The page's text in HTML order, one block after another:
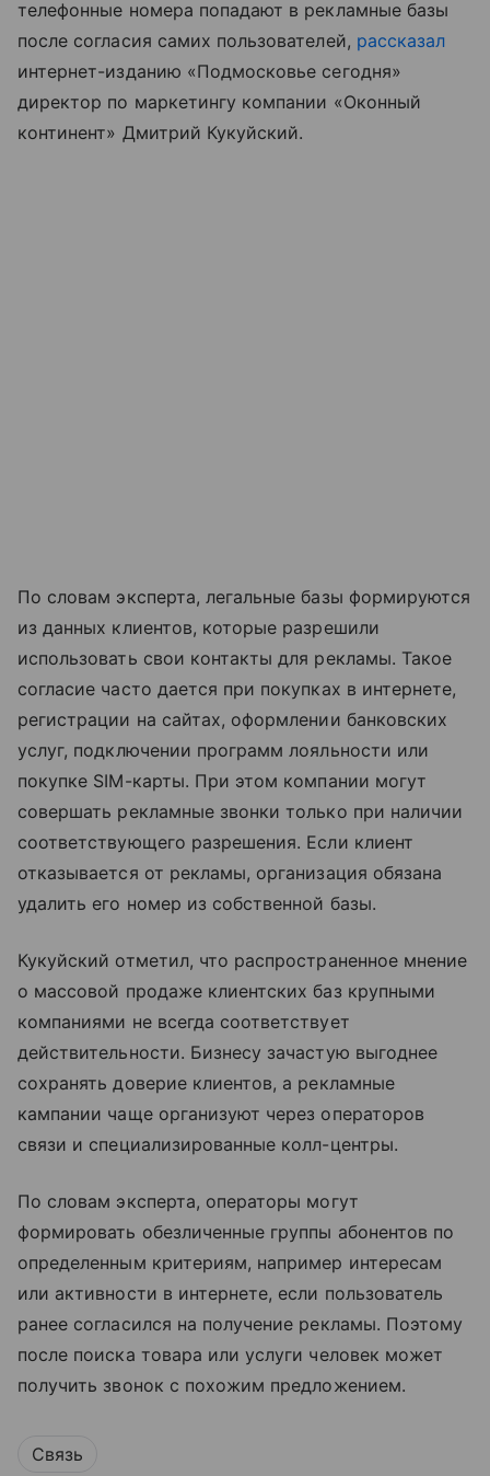
телефонные номера попадают в рекламные базы
после согласия самих пользователей, рассказал
интернет-изданию «Подмосковье сегодня»
директор по маркетингу компании «Оконный
континент» Дмитрий Кукуйский.
По словам эксперта, легальные базы формируются
из данных клиентов, которые разрешили
использовать свои контакты для рекламы. Такое
согласие часто дается при покупках в интернете,
регистрации на сайтах, оформлении банковских
услуг, подключении программ лояльности или
покупке SIM-карты. При этом компании могут
совершать рекламные звонки только при наличии
соответствующего разрешения. Если клиент
отказывается от рекламы, организация обязана
удалить его номер из собственной базы.
Кукуйский отметил, что распространенное мнение
о массовой продаже клиентских баз крупными
компаниями не всегда соответствует
действительности. Бизнесу зачастую выгоднее
сохранять доверие клиентов, а рекламные
кампании чаще организуют через операторов
связи и специализированные колл-центры.
По словам эксперта, операторы могут
формировать обезличенные группы абонентов по
определенным критериям, например интересам
или активности в интернете, если пользователь
ранее согласился на получение рекламы. Поэтому
после поиска товара или услуги человек может
получить звонок с похожим предложением.
Связь